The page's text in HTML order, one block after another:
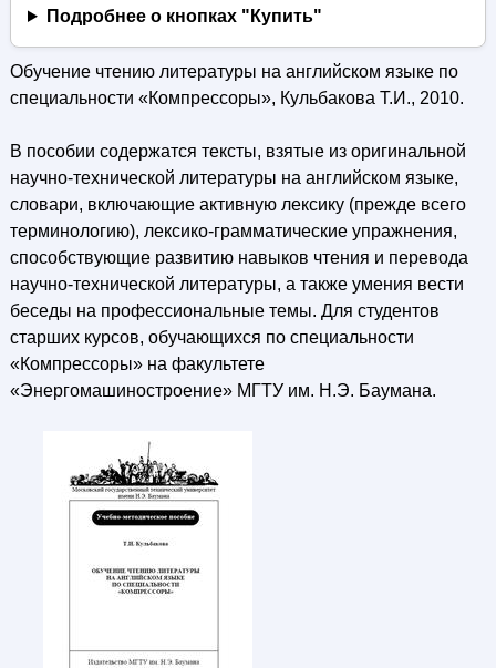
Подробнее о кнопках "Купить"
Обучение чтению литературы на английском языке по
специальности «Компрессоры», Кульбакова Т.И., 2010.
В пособии содержатся тексты, взятые из оригинальной
научно-технической литературы на английском языке,
словари, включающие активную лексику (прежде всего
терминологию), лексико-грамматические упражнения,
способствующие развитию навыков чтения и перевода
научно-технической литературы, а также умения вести
беседы на профессиональные темы. Для студентов
старших курсов, обучающихся по специальности
«Компрессоры» на факультете
«Энергомашиностроение» МГТУ им. Н.Э. Баумана.